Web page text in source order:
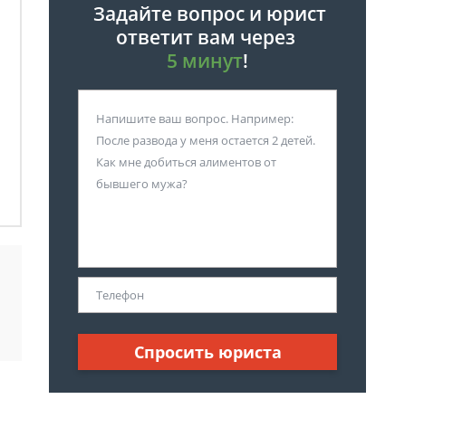
Задайте вопрос и юрист
ответит вам через
5 минут!
Спросить юриста